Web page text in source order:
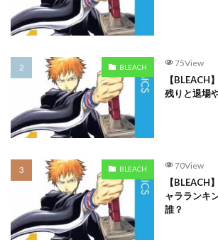
BLEACH 75View
【BLEACH
残りと退場
BLEACH 70View
【BLEACH
ャラランキ
誰？